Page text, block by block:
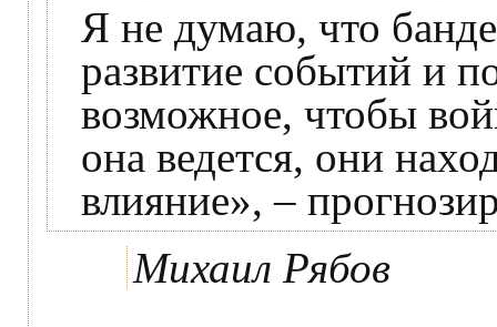
Я не думаю, что
развитие событий и
возможное, чтобы
она ведется, они
влияние», –
Михаил Рябов